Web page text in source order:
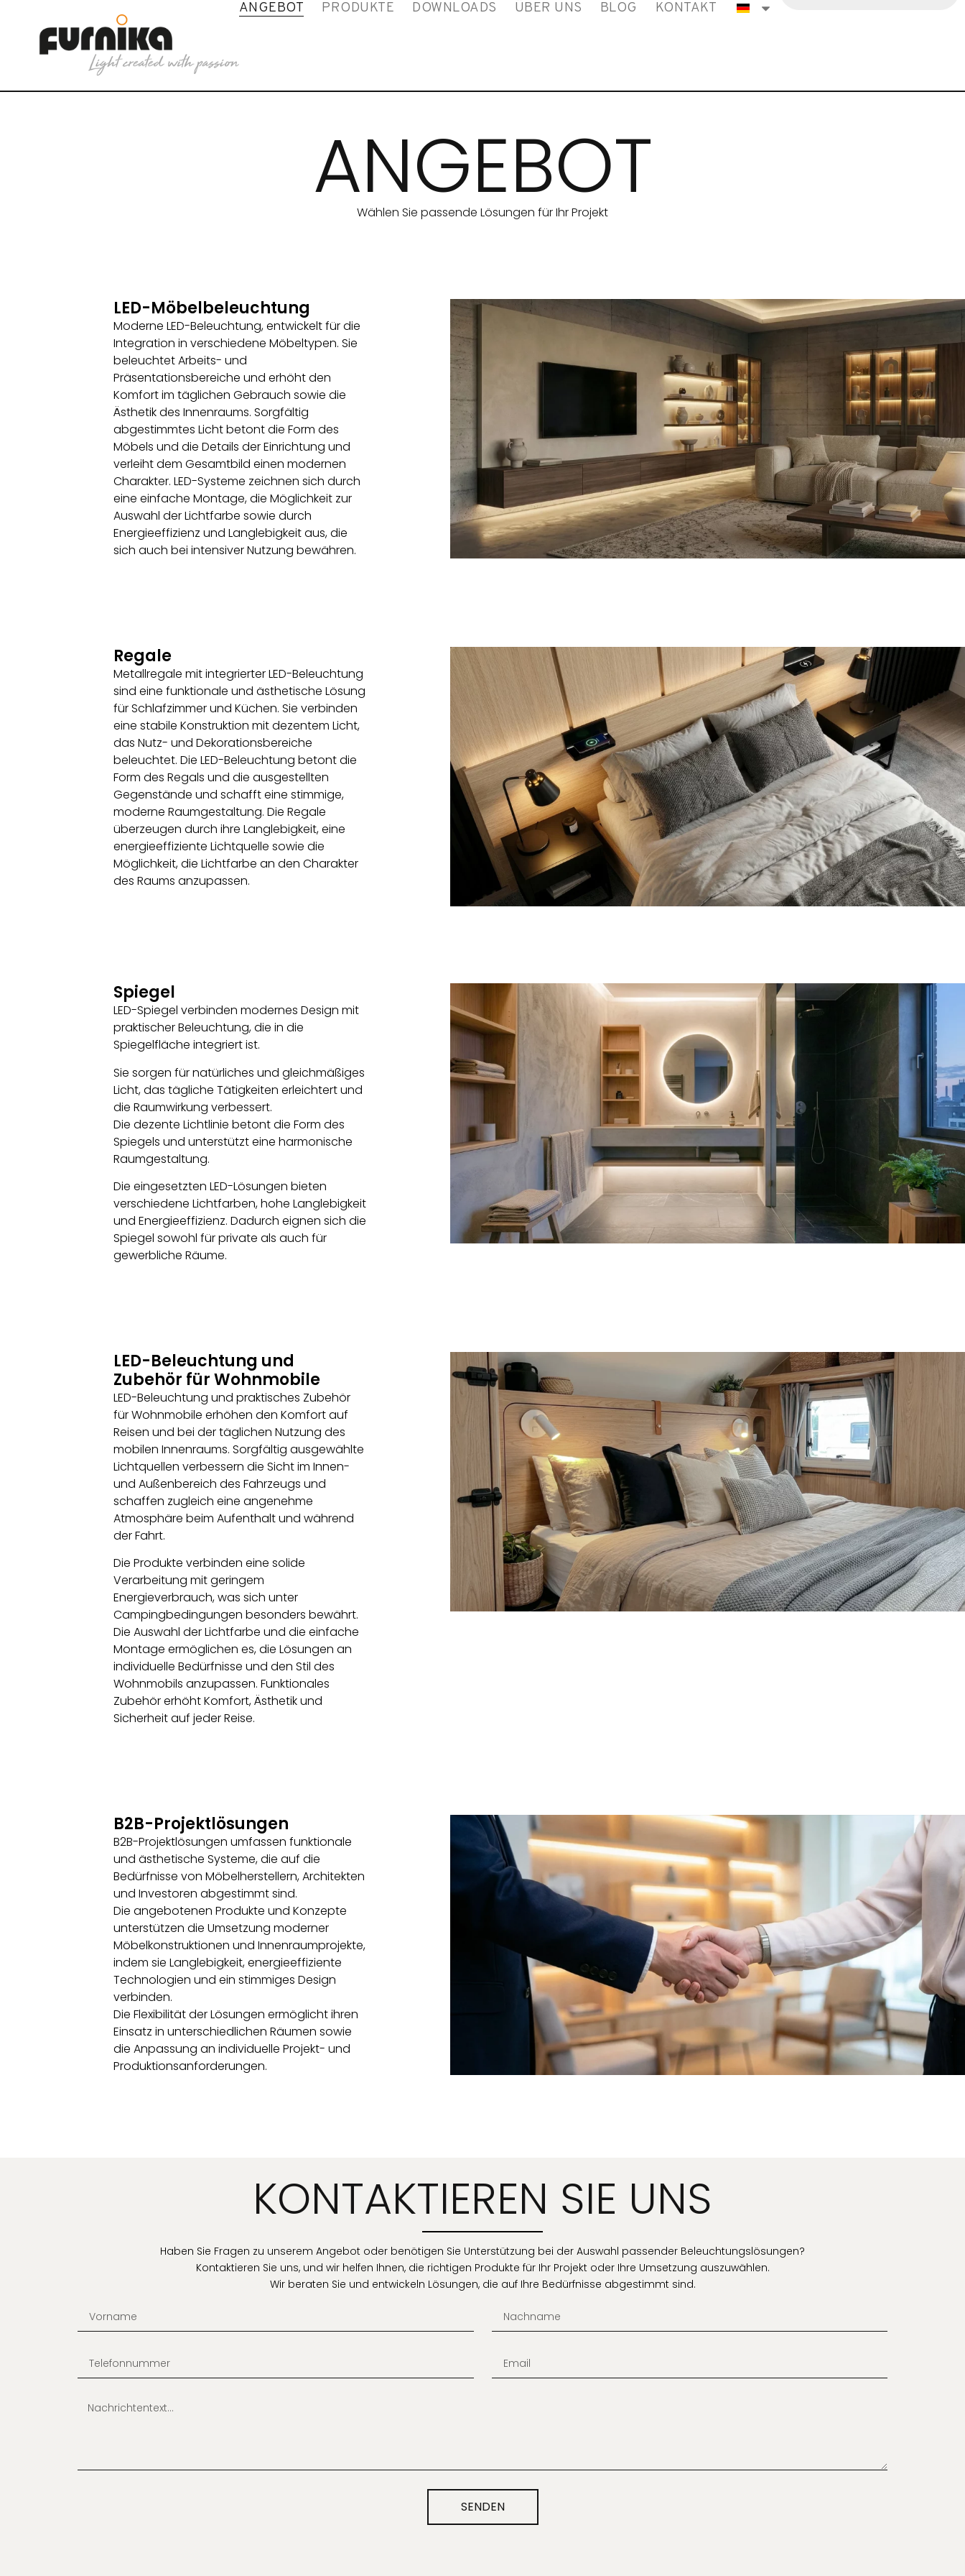
ANGEBOT PRODUKTE DOWNLOADS ÜBER UNS BLOG KONTAKT
ANGEBOT
Wählen Sie passende Lösungen für Ihr Projekt
LED-Möbelbeleuchtung
Moderne LED-Beleuchtung, entwickelt für die
Integration in verschiedene Möbeltypen. Sie
beleuchtet Arbeits- und
Präsentationsbereiche und erhöht den
Komfort im täglichen Gebrauch sowie die
Ästhetik des Innenraums. Sorgfältig
abgestimmtes Licht betont die Form des
Möbels und die Details der Einrichtung und
verleiht dem Gesamtbild einen modernen
Charakter. LED-Systeme zeichnen sich durch
eine einfache Montage, die Möglichkeit zur
Auswahl der Lichtfarbe sowie durch
Energieeffizienz und Langlebigkeit aus, die
sich auch bei intensiver Nutzung bewähren.
Regale
Metallregale mit integrierter LED-Beleuchtung
sind eine funktionale und ästhetische Lösung
für Schlafzimmer und Küchen. Sie verbinden
eine stabile Konstruktion mit dezentem Licht,
das Nutz- und Dekorationsbereiche
beleuchtet. Die LED-Beleuchtung betont die
Form des Regals und die ausgestellten
Gegenstände und schafft eine stimmige,
moderne Raumgestaltung. Die Regale
überzeugen durch ihre Langlebigkeit, eine
energieeffiziente Lichtquelle sowie die
Möglichkeit, die Lichtfarbe an den Charakter
des Raums anzupassen.
Spiegel
LED-Spiegel verbinden modernes Design mit
praktischer Beleuchtung, die in die
Spiegelfläche integriert ist.
Sie sorgen für natürliches und gleichmäßiges
Licht, das tägliche Tätigkeiten erleichtert und
die Raumwirkung verbessert.
Die dezente Lichtlinie betont die Form des
Spiegels und unterstützt eine harmonische
Raumgestaltung.
Die eingesetzten LED-Lösungen bieten
verschiedene Lichtfarben, hohe Langlebigkeit
und Energieeffizienz. Dadurch eignen sich die
Spiegel sowohl für private als auch für
gewerbliche Räume.
LED-Beleuchtung und
Zubehör für Wohnmobile
LED-Beleuchtung und praktisches Zubehör
für Wohnmobile erhöhen den Komfort auf
Reisen und bei der täglichen Nutzung des
mobilen Innenraums. Sorgfältig ausgewählte
Lichtquellen verbessern die Sicht im Innen-
und Außenbereich des Fahrzeugs und
schaffen zugleich eine angenehme
Atmosphäre beim Aufenthalt und während
der Fahrt.
Die Produkte verbinden eine solide
Verarbeitung mit geringem
Energieverbrauch, was sich unter
Campingbedingungen besonders bewährt.
Die Auswahl der Lichtfarbe und die einfache
Montage ermöglichen es, die Lösungen an
individuelle Bedürfnisse und den Stil des
Wohnmobils anzupassen. Funktionales
Zubehör erhöht Komfort, Ästhetik und
Sicherheit auf jeder Reise.
B2B-Projektlösungen
B2B-Projektlösungen umfassen funktionale
und ästhetische Systeme, die auf die
Bedürfnisse von Möbelherstellern, Architekten
und Investoren abgestimmt sind.
Die angebotenen Produkte und Konzepte
unterstützen die Umsetzung moderner
Möbelkonstruktionen und Innenraumprojekte,
indem sie Langlebigkeit, energieeffiziente
Technologien und ein stimmiges Design
verbinden.
Die Flexibilität der Lösungen ermöglicht ihren
Einsatz in unterschiedlichen Räumen sowie
die Anpassung an individuelle Projekt- und
Produktionsanforderungen.
KONTAKTIEREN SIE UNS
Haben Sie Fragen zu unserem Angebot oder benötigen Sie Unterstützung bei der Auswahl passender Beleuchtungslösungen?
Kontaktieren Sie uns, und wir helfen Ihnen, die richtigen Produkte für Ihr Projekt oder Ihre Umsetzung auszuwählen.
Wir beraten Sie und entwickeln Lösungen, die auf Ihre Bedürfnisse abgestimmt sind.
SENDEN